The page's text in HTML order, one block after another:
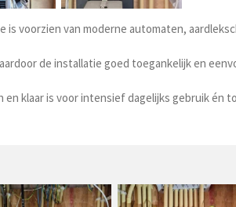
voorzien van moderne automaten,
de installatie goed toegankelijk en
klaar is voor intensief dagelijks gebruik én